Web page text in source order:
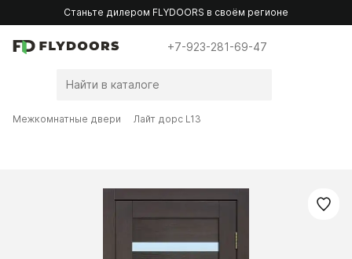
Станьте дилером FLYDOORS в своём регионе
+7-923-281-69-47
Межкомнатные двери Лайт дорс L13